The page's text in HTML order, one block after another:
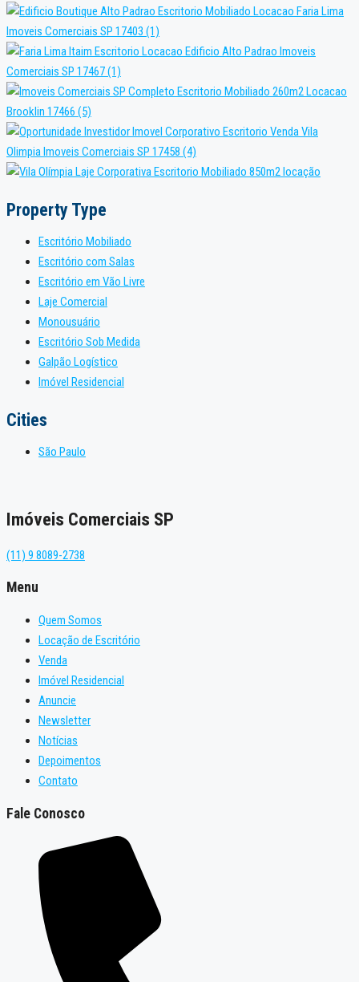
Property Type
Escritório Mobiliado
Escritório com Salas
Escritório em Vão Livre
Laje Comercial
Monousuário
Escritório Sob Medida
Galpão Logístico
Imóvel Residencial
Cities
São Paulo
Imóveis Comerciais SP
(11) 9 8089-2738
Menu
Quem Somos
Locação de Escritório
Venda
Imóvel Residencial
Anuncie
Newsletter
Notícias
Depoimentos
Contato
Fale Conosco